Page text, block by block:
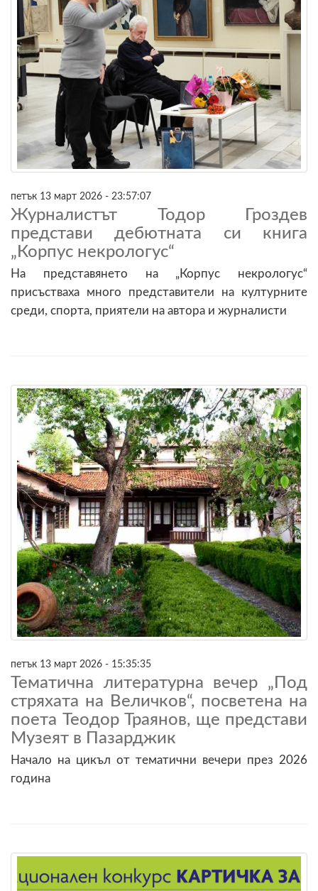
петък 13 март 2026 - 23:57:07
Журналистът Тодор Гроздев
представи дебютната си книга
„Корпус некрологус“
На представянето на „Корпус некрологус“
присъстваха много представители на културните
среди, спорта, приятели на автора и журналисти
петък 13 март 2026 - 15:35:35
Тематична литературна вечер „Под
стряхата на Величков“, посветена на
поета Теодор Траянов, ще представи
Музеят в Пазарджик
Начало на цикъл от тематични вечери през 2026
година